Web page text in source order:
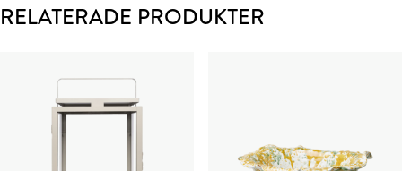
RELATERADE PRODUKTER